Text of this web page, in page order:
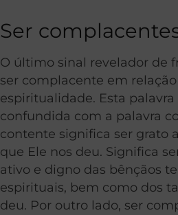
Ser
O último sinal revelador de
ser complacente em relação
espiritualidade. Esta
confundida com a palavra
contente significa ser grato
que Ele nos deu. Significa
ativo e digno das bênçãos
espirituais, bem como dos
deu. Por outro lado, ser